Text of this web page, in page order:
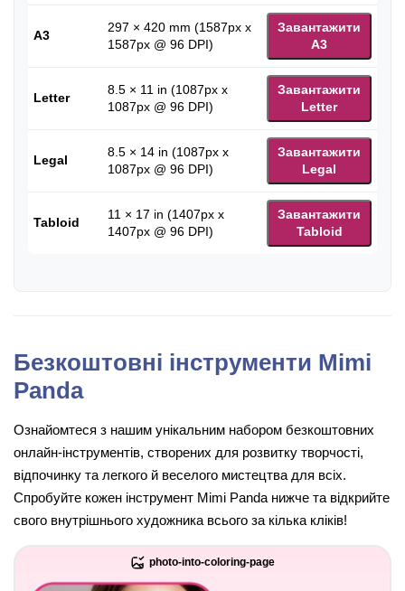
A3
297 × 420 mm (1587px x
1587px @ 96 DPI)
Завантажити
A3
Letter
8.5 × 11 in (1087px x
1087px @ 96 DPI)
Завантажити
Letter
Legal
8.5 × 14 in (1087px x
1087px @ 96 DPI)
Завантажити
Legal
Tabloid
11 × 17 in (1407px x
1407px @ 96 DPI)
Завантажити
Tabloid
Безкоштовні інструменти Mimi
Panda
Ознайомтеся з нашим унікальним набором безкоштовних
онлайн-інструментів, створених для розвитку творчості,
відпочинку та легкого й веселого мистецтва для всіх.
Спробуйте кожен інструмент Mimi Panda нижче та відкрийте
свого внутрішнього художника всього за кілька кліків!
photo-into-coloring-page